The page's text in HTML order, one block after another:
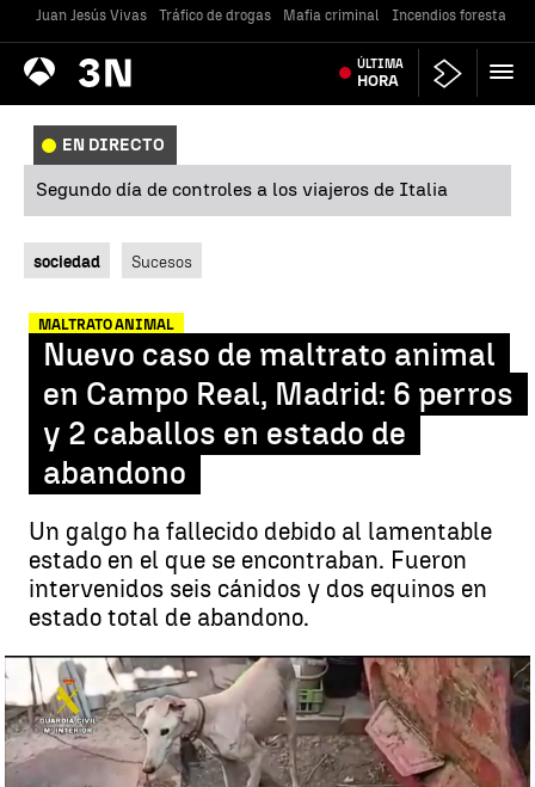
Juan Jesús Vivas Tráfico de drogas Mafia criminal Incendios forestales
Antena
3 Noticias ÚLTIMA
HORA
EN DIRECTO
Segundo día de controles a los viajeros de Italia
sociedad Sucesos
MALTRATO ANIMAL
Nuevo caso de maltrato animal
en Campo Real, Madrid: 6 perros
y 2 caballos en estado de
abandono
Un galgo ha fallecido debido al lamentable
estado en el que se encontraban. Fueron
intervenidos seis cánidos y dos equinos en
estado total de abandono.
Así ha encontrado la Guardia Civil a los animales | Así ha
encontrado la Guardia Civil a los animales